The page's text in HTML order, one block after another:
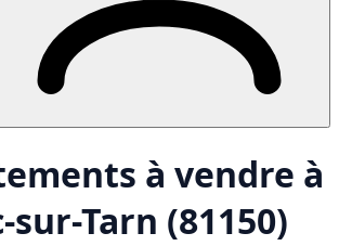
à vendre à
sur-Tarn (81150)